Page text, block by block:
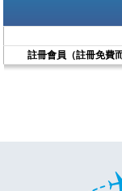
註冊會員（註冊免費